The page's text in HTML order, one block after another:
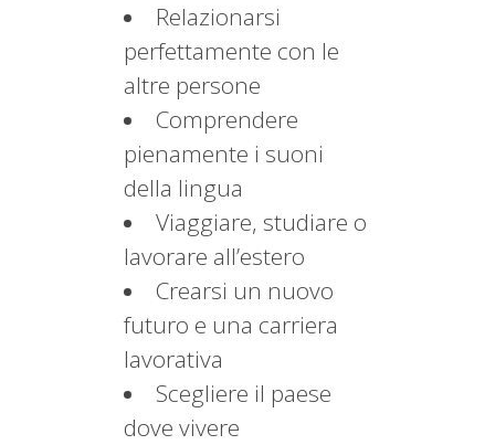
Relazionarsi
perfettamente con le
altre persone
Comprendere
pienamente i suoni
della lingua
Viaggiare, studiare o
lavorare all’estero
Crearsi un nuovo
futuro e una carriera
lavorativa
Scegliere il paese
dove vivere